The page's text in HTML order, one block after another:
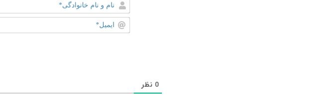
0 نظر